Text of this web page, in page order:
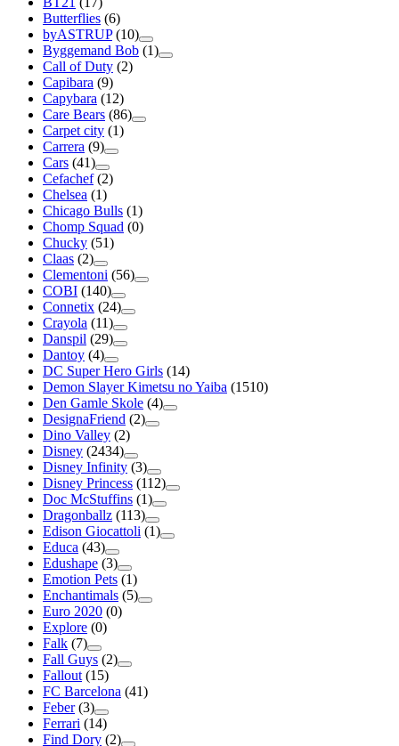
Butterflies (6)
byASTRUP (10)
Byggemand Bob (1)
Call of Duty (2)
Capibara (9)
Capybara (12)
Care Bears (86)
Carpet city (1)
Carrera (9)
Cars (41)
Cefachef (2)
Chelsea (1)
Chicago Bulls (1)
Chomp Squad (0)
Chucky (51)
Claas (2)
Clementoni (56)
COBI (140)
Connetix (24)
Crayola (11)
Danspil (29)
Dantoy (4)
DC Super Hero Girls (14)
Demon Slayer Kimetsu no Yaiba (1510)
Den Gamle Skole (4)
DesignaFriend (2)
Dino Valley (2)
Disney (2434)
Disney Infinity (3)
Disney Princess (112)
Doc McStuffins (1)
Dragonballz (113)
Edison Giocattoli (1)
Educa (43)
Edushape (3)
Emotion Pets (1)
Enchantimals (5)
Euro 2020 (0)
Explore (0)
Falk (7)
Fall Guys (2)
Fallout (15)
FC Barcelona (41)
Feber (3)
Ferrari (14)
Find Dory (2)